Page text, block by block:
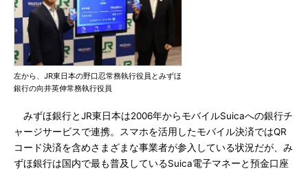
左から、JR東日本の野口忍常務執行役員とみずほ
銀行の向井英伸常務執行役員
みずほ銀行とJR東日本は2006年からモバイルSuicaへの銀行チ
ャージサービスで連携。スマホを活用したモバイル決済ではQR
コード決済を含めさまざまな事業者が参入している状況だが、み
ずほ銀行は国内で最も普及しているSuica電子マネーと預金口座